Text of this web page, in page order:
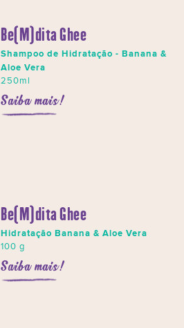
Be(M)dita Ghee
Shampoo de Hidratação - Banana &
Aloe Vera
250ml
Saiba mais!
Be(M)dita Ghee
Hidratação Banana & Aloe Vera
100 g
Saiba mais!